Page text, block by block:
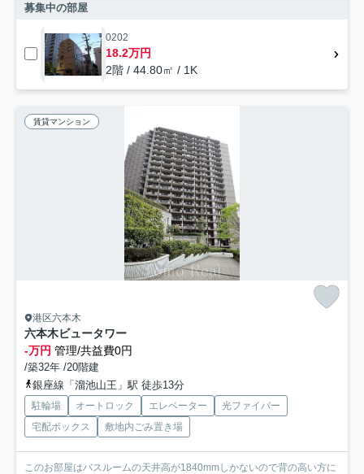
募集中の部屋
0202
18.2万円
2階 / 44.80㎡ / 1K
賃貸マンション
港区六本木
六本木ビュータワー
-万円 管理/共益費0円
/築32年 /20階建
銀座線「溜池山王」駅 徒歩13分
駐輪場 オートロック エレベーター
光ファイバー
宅配ボックス
敷地内ごみ置き場
このお部屋はバスルームの天井高が1840mmしかないので背の高い方に